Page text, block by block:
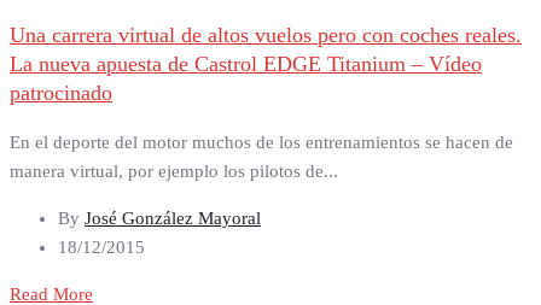
Una carrera virtual de altos vuelos pero con coches reales.
La nueva apuesta de Castrol EDGE Titanium – Vídeo
patrocinado
En el deporte del motor muchos de los entrenamientos se hacen de
manera virtual, por ejemplo los pilotos de...
By José González Mayoral
18/12/2015
Read More